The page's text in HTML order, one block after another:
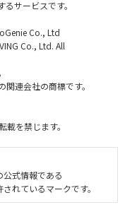
サービスです。
Co., Ltd
Co., Ltd. All
連会社の商標です。
を禁じます。
式情報である
れているマークです。